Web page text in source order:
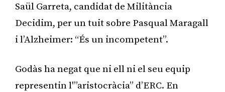
Saül Garreta, candidat de Militància
Decidim, per un tuit sobre Pasqual Maragall
i l’Alzheimer: “És un incompetent”.
Godàs ha negat que ni ell ni el seu equip
representin l'”aristocràcia” d’ERC. En